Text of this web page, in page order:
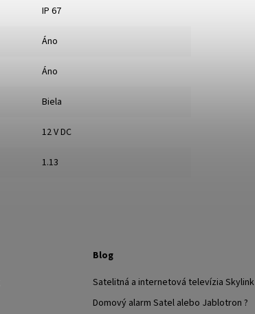
IP 67
Áno
Áno
Biela
12 V DC
1.13
Blog
Satelitná a internetová televízia Skylink
Domový alarm Satel alebo Jablotron ?